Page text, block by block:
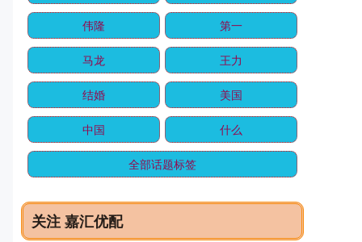
伟隆 第一
马龙 王力
结婚 美国
中国 什么
全部话题标签
关注 嘉汇优配